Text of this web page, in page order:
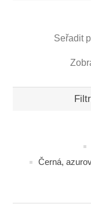
Seřadit
Černá,